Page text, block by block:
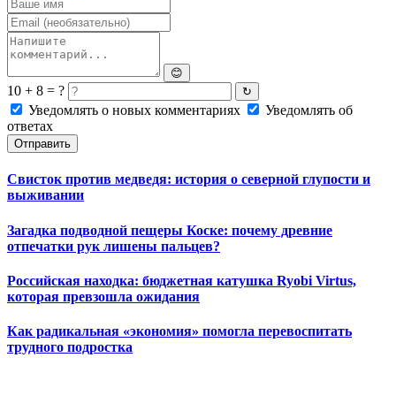
😊
10 + 8 = ? ↻
Уведомлять о новых комментариях
Уведомлять об
ответах
Отправить
Свисток против медведя: история о северной глупости и
выживании
Загадка подводной пещеры Коске: почему древние
отпечатки рук лишены пальцев?
Российская находка: бюджетная катушка Ryobi Virtus,
которая превзошла ожидания
Как радикальная «экономия» помогла перевоспитать
трудного подростка